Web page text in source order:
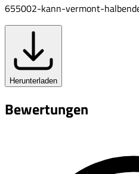
655002-kann-vermont-
Herunterladen
Bewertungen